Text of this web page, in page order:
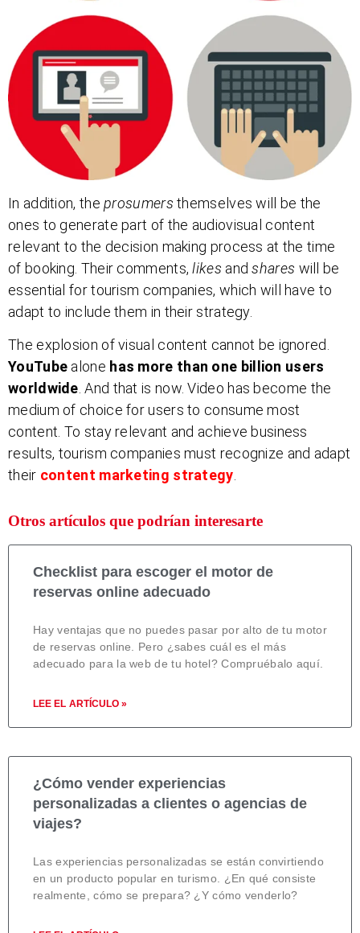
In addition, theprosumers themselves will be the
ones to generate part of the audiovisual content
relevant to the decision making process at the time
of booking. Their comments,likes andshares will be
essential for tourism companies, which will have to
adapt to include them in their strategy.
The explosion of visual content cannot be ignored.
YouTube alone has more than one billion users
worldwide . And that is now. Video has become the
medium of choice for users to consume most
content. To stay relevant and achieve business
results, tourism companies must recognize and adapt
their content marketing strategy
Otros artículos que podrían interesarte
Checklist para escoger el motor de
reservas online adecuado
Hay ventajas que no puedes pasar por alto de tu motor
de reservas online. Pero ¿sabes cuál es el más
adecuado para la web de tu hotel? Compruébalo aquí.
LEE EL ARTÍCULO »
¿Cómo vender experiencias
personalizadas a clientes o agencias de
viajes?
Las experiencias personalizadas se están convirtiendo
en un producto popular en turismo. ¿En qué consiste
realmente, cómo se prepara? ¿Y cómo venderlo?